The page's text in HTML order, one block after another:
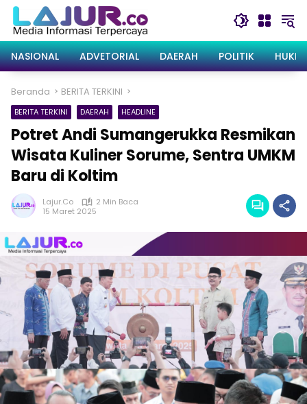
Langsung
konten
NASIONAL
ADVETORIAL DAERAH POLITIK
Beranda BERITA TERKINI
BERITA TERKINI DAERAH HEADLINE
Potret Andi Sumangerukka Resmikan
Wisata Kuliner Sorume, Sentra UMKM
Baru di Koltim
Lajur.co
2 Min Baca
15 Maret 2025